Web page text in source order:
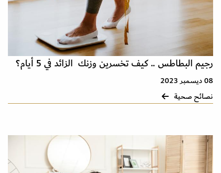
رجيم البطاطس .. كيف تخسرين وزنك الزائد في 5 أيام؟
08 ديسمبر 2023
نصائح صحية